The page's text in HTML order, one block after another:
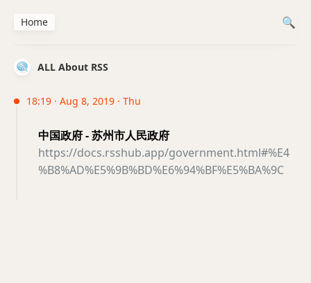
ALL About RSS
18:19 · Aug 8, 2019 · Thu
中国政府 - 苏州市人民政府
https://docs.rsshub.app/government.html#%E4
%B8%AD%E5%9B%BD%E6%94%BF%E5%BA%9C
Home